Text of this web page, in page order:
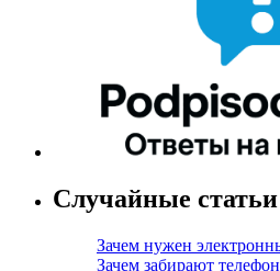
Случайные статьи
Зачем нужен
Зачем забирают